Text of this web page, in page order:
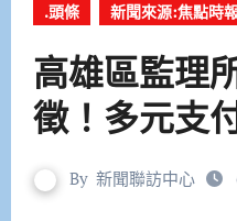
.頭條 新聞來源:焦點時
高雄區監理
徵！多元支
By 新聞聯訪中心